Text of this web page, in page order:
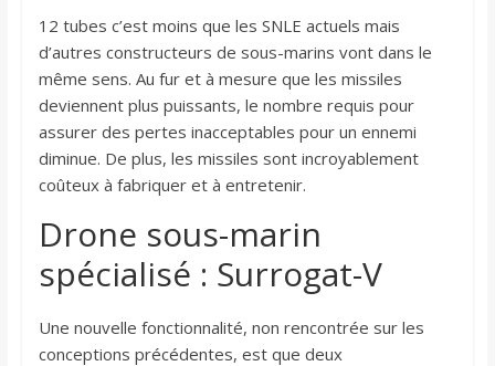
12 tubes c’est moins que les SNLE actuels mais
d’autres constructeurs de sous-marins vont dans le
même sens. Au fur et à mesure que les missiles
deviennent plus puissants, le nombre requis pour
assurer des pertes inacceptables pour un ennemi
diminue. De plus, les missiles sont incroyablement
coûteux à fabriquer et à entretenir.
Drone sous-marin
spécialisé : Surrogat-V
Une nouvelle fonctionnalité, non rencontrée sur les
conceptions précédentes, est que deux